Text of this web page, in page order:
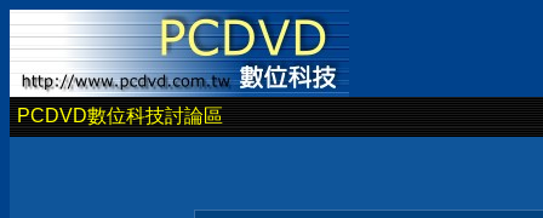
PCDVD數位科技討論區